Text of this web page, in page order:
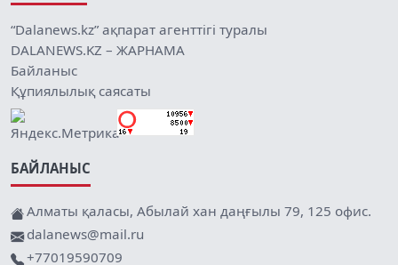
“Dalanews.kz” ақпарат агенттігі туралы
DALANEWS.KZ – ЖАРНАМА
Байланыс
Құпиялылық саясаты
БАЙЛАНЫС
Алматы қаласы, Абылай хан даңғылы 79, 125 офис.
dalanews@mail.ru
+77019590709